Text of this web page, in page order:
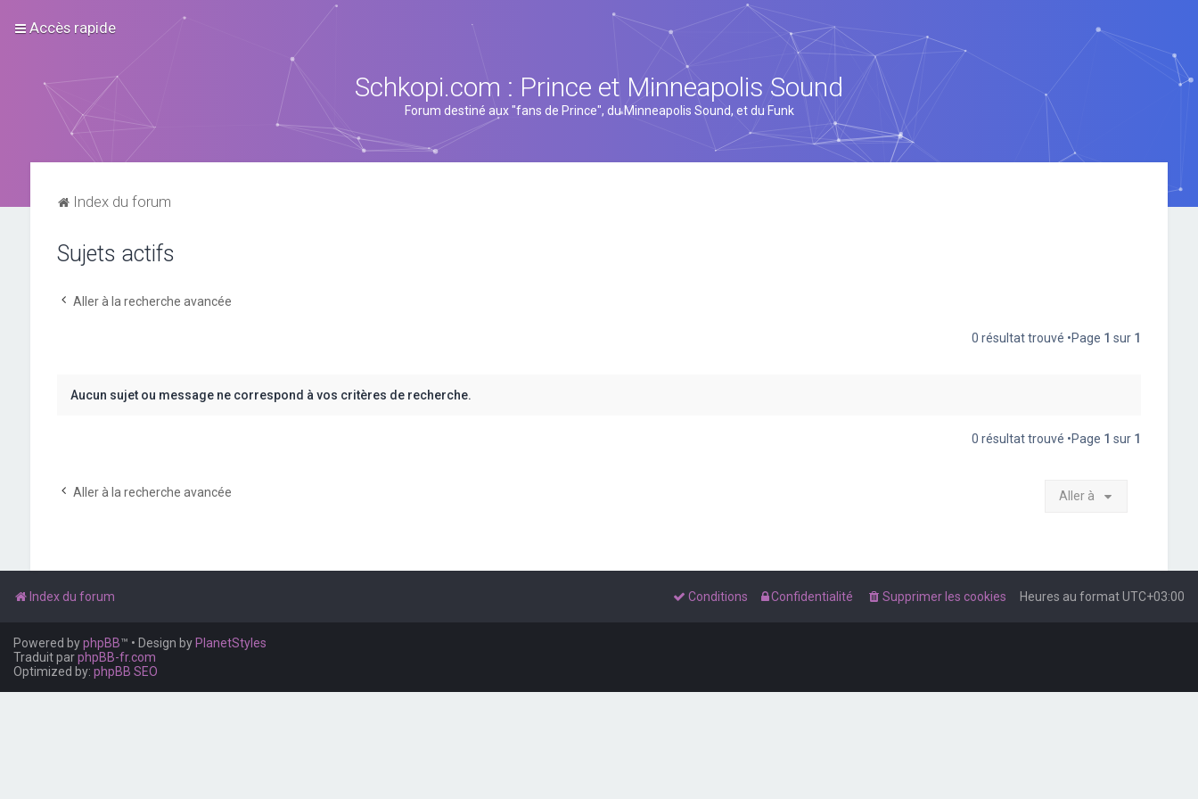
Accès rapide
Schkopi.com : Prince et Minneapolis Sound
Forum destiné aux "fans de Prince", du Minneapolis Sound, et du Funk
Index du forum
Sujets actifs
Aller à la recherche avancée
0 résultat trouvé •Page 1 sur 1
Aucun sujet ou message ne correspond à vos critères de recherche.
0 résultat trouvé •Page 1 sur 1
Aller à la recherche avancée Aller à
Index du forum Heures au formatUTC+03:00
Supprimer les cookies
Confidentialité
Conditions
Powered byphpBB™ • Design by PlanetStyles
Traduit parphpBB-fr.com
Optimized by: phpBB SEO